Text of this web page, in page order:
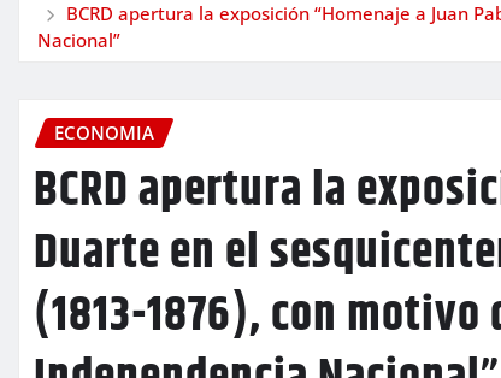
BCRD apertura la exposición “Homenaje a Juan
Nacional”
ECONOMIA
BCRD apertura la
Duarte en el
(1813-1876), con